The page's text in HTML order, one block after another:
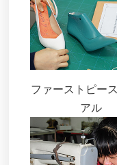
ファーストピー
アル